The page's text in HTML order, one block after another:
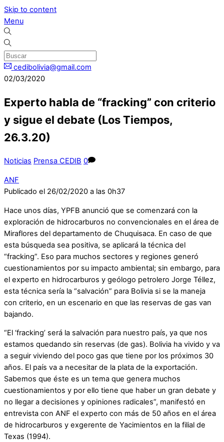
Skip to content
Menu
cedibolivia@gmail.com
02/03/2020
Experto habla de “fracking” con criterio
y sigue el debate (Los Tiempos,
26.3.20)
Noticias Prensa CEDIB 0
ANF
Publicado el 26/02/2020 a las 0h37
Hace unos días, YPFB anunció que se comenzará con la
exploración de hidrocarburos no convencionales en el área de
Miraflores del departamento de Chuquisaca. En caso de que
esta búsqueda sea positiva, se aplicará la técnica del
“fracking”. Eso para muchos sectores y regiones generó
cuestionamientos por su impacto ambiental; sin embargo, para
el experto en hidrocarburos y geólogo petrolero Jorge Téllez,
esta técnica sería la “salvación” para Bolivia si se la maneja
con criterio, en un escenario en que las reservas de gas van
bajando.
“El ‘fracking’ será la salvación para nuestro país, ya que nos
estamos quedando sin reservas (de gas). Bolivia ha vivido y va
a seguir viviendo del poco gas que tiene por los próximos 30
años. El país va a necesitar de la plata de la exportación.
Sabemos que éste es un tema que genera muchos
cuestionamientos y por ello tiene que haber un gran debate y
no llegar a decisiones y opiniones radicales”, manifestó en
entrevista con ANF el experto con más de 50 años en el área
de hidrocarburos y exgerente de Yacimientos en la filial de
Texas (1994).